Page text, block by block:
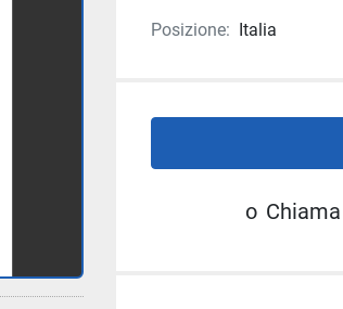
Posizione: Italia
o Chiama